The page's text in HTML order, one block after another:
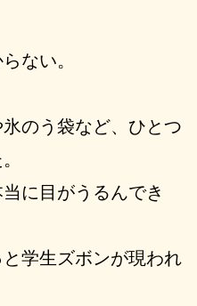
ない。
のう袋など、ひとつ
に目がうるんでき
学生ズボンが現われ